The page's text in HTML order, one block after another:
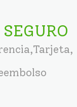
SEGURO